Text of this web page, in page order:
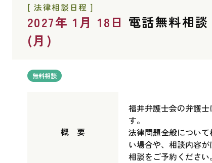
[ 法律相談日程 ]
2027年 1月 18日
(月)
電話無料相談
無料相談
概 要
福井弁護士会の弁護
す。
法律問題全般につい
い場合や、相談内容
相談をご予約ください。